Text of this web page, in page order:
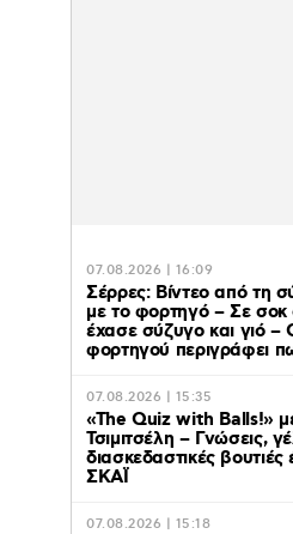
07.08.2026 | 16:09
Σέρρες: Βίντεο από τη
με το φορτηγό – Σε
έχασε σύζυγο και γιό –
φορτηγού περιγράφει
07.08.2026 | 15:35
«The Quiz with Balls!»
Τσιμιτσέλη – Γνώσεις,
διασκεδαστικές βουτιές
ΣΚΑΪ
07.08.2026 | 15:18